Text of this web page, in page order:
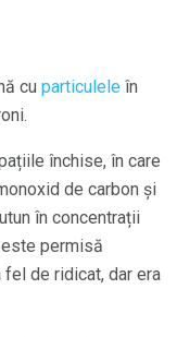
cu particulele în
închise, în care
de carbon și
în concentrații
permisă
fel de ridicat, dar era